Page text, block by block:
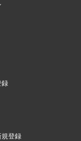
録
規登録